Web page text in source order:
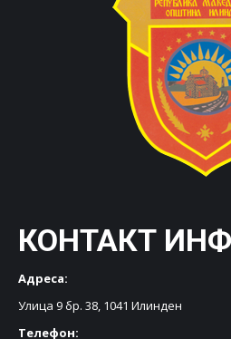
КОНТАКТ
Адреса:
Улица 9 бр. 38, 1041 Илинден
Телефон: